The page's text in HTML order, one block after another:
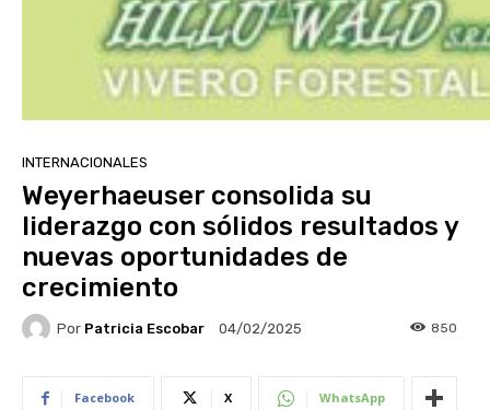
INTERNACIONALES
Weyerhaeuser consolida su
liderazgo con sólidos resultados y
nuevas oportunidades de
crecimiento
Por Patricia Escobar 04/02/2025 850
Facebook X WhatsApp